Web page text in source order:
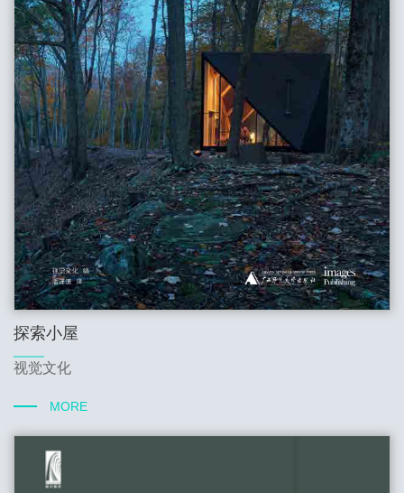
探索小屋
视觉文化
MORE